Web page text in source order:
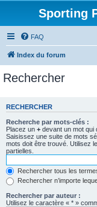
Sporting
FAQ
Index du forum
Rechercher
RECHERCHER
Recherche par mots-clés :
Placez un + devant un mot qui
Saisissez une suite de mots
mots doit être trouvé. Utilisez
partielles.
Rechercher tous les
Rechercher n’importe
Rechercher par auteur :
Utilisez le caractère « * »